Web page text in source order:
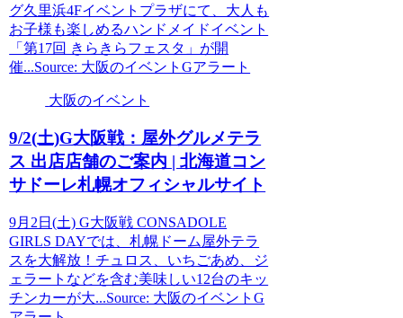
グ久里浜4Fイベントプラザにて、大人も
お子様も楽しめるハンドメイドイベント
「第17回 きらきらフェスタ」が開
催...Source: 大阪のイベントGアラート
大阪のイベント
9/2(土)G大阪戦：屋外グルメテラ
ス 出店店舗のご案内 | 北海道コン
サドーレ札幌オフィシャルサイト
9月2日(土) G大阪戦 CONSADOLE
GIRLS DAYでは、札幌ドーム屋外テラ
スを大解放！チュロス、いちごあめ、ジ
ェラートなどを含む美味しい12台のキッ
チンカーが大...Source: 大阪のイベントG